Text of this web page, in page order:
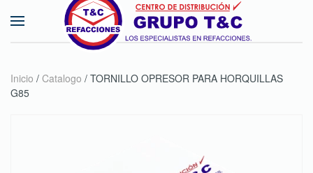
Skip to main content
Inicio / Catalogo / TORNILLO OPRESOR PARA HORQUILLAS
G85